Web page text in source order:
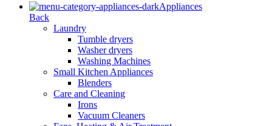
Appliances
Back
Laundry
Tumble dryers
Washer dryers
Washing Machines
Small Kitchen Appliances
Blenders
Care and Cleaning
Irons
Vacuum Cleaners